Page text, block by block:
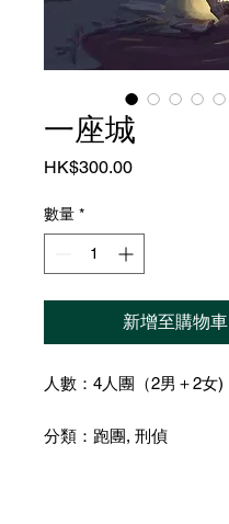
一座城
HK$300.00價
數量 *
新增至購物車
人數：4人團（2男＋2女)
分類：跑團, 刑偵